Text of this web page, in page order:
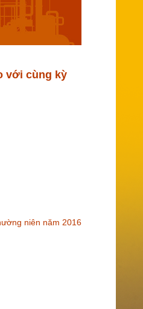
với cùng kỳ
niên năm 2016